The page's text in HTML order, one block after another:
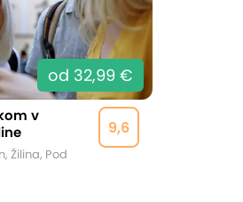
od 32,99 €
9,6
v
Žilina, Pod